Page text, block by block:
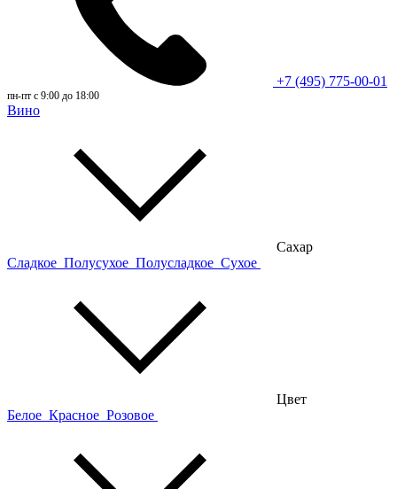
+7 (495) 775-00-01
пн-пт с 9:00 до 18:00
Вино
Сахар
Сладкое Полусухое Полусладкое Сухое
Цвет
Белое Красное Розовое